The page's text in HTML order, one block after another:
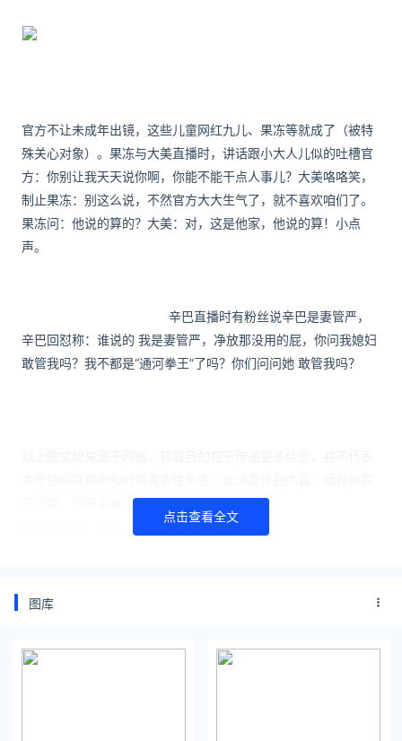
官方不让未成年出镜，这些儿童网红九儿、果冻等就成了（被特
殊关心对象）。 果冻与大美直播时，讲话跟小大人儿似的吐槽官
方： 你别让我天天说你啊，你能不能干点人事儿？ 大美咯咯笑，
制止果冻： 别这么说，不然官方大大生气了，就不喜欢咱们了。
果冻问： 他说的算的？ 大美： 对，这是他家，他说的算！ 小点
声。
辛巴直播时有粉丝说辛巴是妻管严，
辛巴回怼称： 谁说的 我是妻管严，净放那没用的屁，你问我媳妇
敢管我吗？ 我不都是“通河拳王”了吗？ 你们问问她 敢管我吗？
它问题，请联系我们删除，谢谢
关注公众号：拾黑（shiheibook）了解更多
盘点娱乐资讯黑料不打烊：https://www.ijiandao.cn/
*文章为作者独立观点，不代表 文娱排行榜 立场
点击查看全文
图库